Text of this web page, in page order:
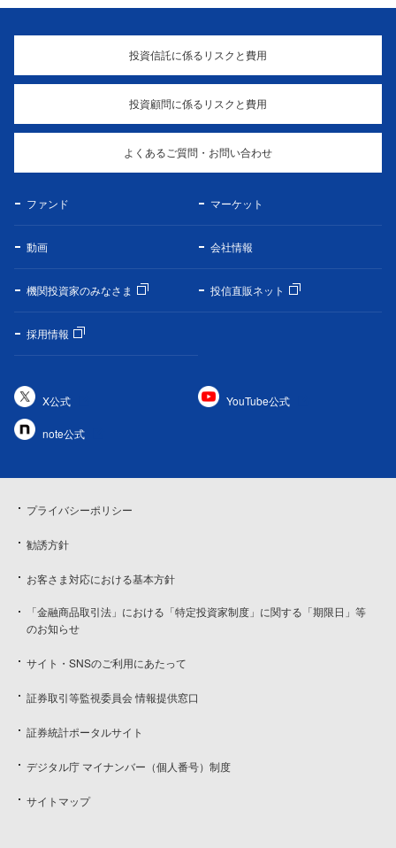
投資信託に係るリスクと費用
投資顧問に係るリスクと費用
よくあるご質問・お問い合わせ
ファンド マーケット
動画 会社情報
機関投資家のみなさま 投信直販ネット
採用情報
X公式 YouTube公式
note公式
プライバシーポリシー
勧誘方針
お客さま対応における基本方針
「金融商品取引法」における「特定投資家制度」に関する「期限日」等
のお知らせ
サイト・SNSのご利用にあたって
証券取引等監視委員会 情報提供窓口
証券統計ポータルサイト
デジタル庁 マイナンバー（個人番号）制度
サイトマップ